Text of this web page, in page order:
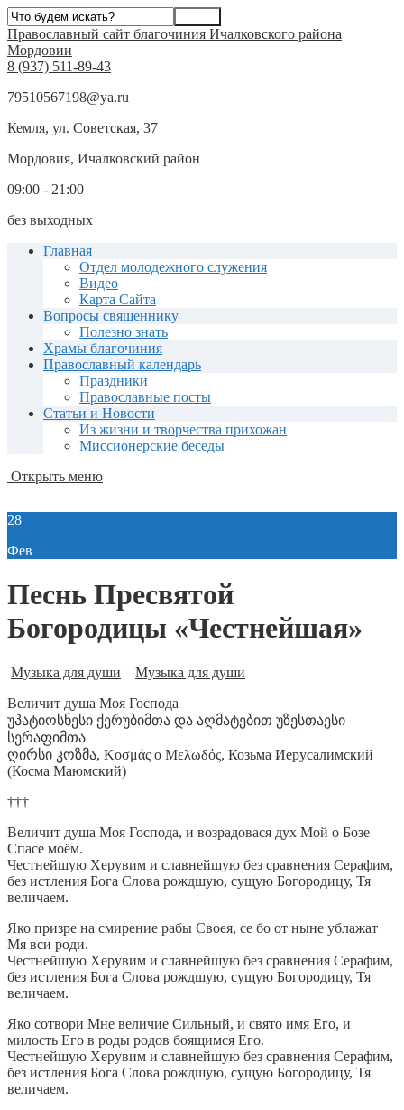
Православный сайт благочиния Ичалковского района
Мордовии
8 (937) 511-89-43
79510567198@ya.ru
Кемля, ул. Советская, 37
Мордовия, Ичалковский район
09:00 - 21:00
без выходных
Главная
Отдел молодежного служения
Видео
Карта Сайта
Вопросы священнику
Полезно знать
Храмы благочиния
Православный календарь
Праздники
Православные посты
Статьи и Новости
Из жизни и творчества прихожан
Миссионерские беседы
Открыть меню
28
Фев
Песнь Пресвятой
Богородицы «Честнейшая»
Музыка для души
Музыка для души
Величит душа Моя Господа
უპატიოსნესი ქერუბიმთა და აღმატებით უზესთაესი
სერაფიმთა
ღირსი კოზმა, Κοσμάς ο Μελωδός, Козьма Иерусалимский
(Косма Маюмский)
†††
Величит душа Моя Господа, и возрадовася дух Мой о Бозе
Спасе моём.
Честнейшую Херувим и славнейшую без сравнения Серафим,
без истления Бога Слова рождшую, сущую Богородицу, Тя
величаем.
Яко призре на смирение рабы Своея, се бо от ныне ублажат
Мя вси роди.
Честнейшую Херувим и славнейшую без сравнения Серафим,
без истления Бога Слова рождшую, сущую Богородицу, Тя
величаем.
Яко сотвори Мне величие Сильный, и свято имя Его, и
милость Его в роды родов боящимся Его.
Честнейшую Херувим и славнейшую без сравнения Серафим,
без истления Бога Слова рождшую, сущую Богородицу, Тя
величаем.